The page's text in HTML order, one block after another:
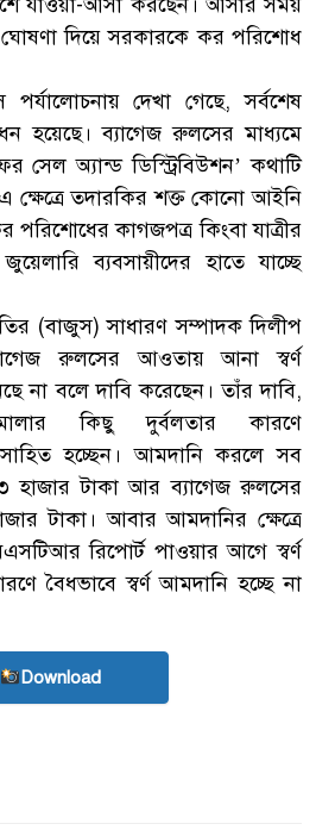
দিয়ে সরকারকে কর পরিশোধ
দেখা গেছে, সর্বশেষ
হয়েছে। ব্যাগেজ রুলসের মাধ্যমে
সেল অ্যান্ড ডিস্ট্রিবিউশন’ কথাটি
এ ক্ষেত্রে তদারকির শক্ত কোনো আইনি
পরিশোধের কাগজপত্র কিংবা যাত্রীর
ব্যবসায়ীদের হাতে যাচ্ছে
(বাজুস) সাধারণ সম্পাদক দিলীপ
রুলসের আওতায় আনা স্বর্ণ
না বলে দাবি করেছেন। তাঁর দাবি,
কিছু দুর্বলতার কারণে
হচ্ছেন। আমদানি করলে সব
হাজার টাকা আর ব্যাগেজ রুলসের
টাকা। আবার আমদানির ক্ষেত্রে
রিপোর্ট পাওয়ার আগে স্বর্ণ
বৈধভাবে স্বর্ণ আমদানি হচ্ছে না
Download